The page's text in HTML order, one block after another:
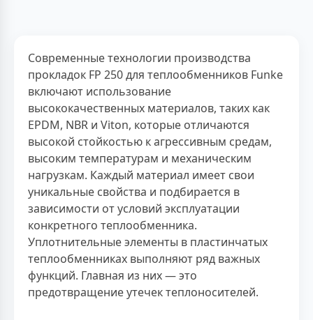
Современные технологии производства
прокладок FP 250 для теплообменников Funke
включают использование
высококачественных материалов, таких как
EPDM, NBR и Viton, которые отличаются
высокой стойкостью к агрессивным средам,
высоким температурам и механическим
нагрузкам. Каждый материал имеет свои
уникальные свойства и подбирается в
зависимости от условий эксплуатации
конкретного теплообменника.
Уплотнительные элементы в пластинчатых
теплообменниках выполняют ряд важных
функций. Главная из них — это
предотвращение утечек теплоносителей.